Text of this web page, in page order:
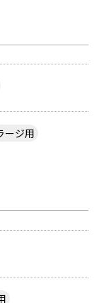
ージ用